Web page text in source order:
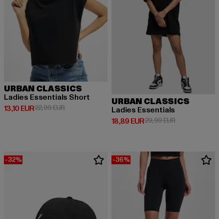
URBAN CLASSICS
Ladies Essentials Short
13,10 EUR
Derzeitiger Preis: 13,10 EUR
22,99 EURAktionspreis: 22,99 EUR
URBAN CLASSICS
Ladies Essentials
18,89 EUR
Derzeitiger Preis: 18,89 EUR
29,99 EURAktionspreis:
-32% -36%